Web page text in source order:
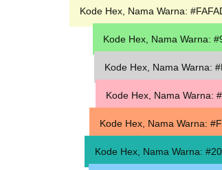
Kode Hex, Nama Warna:
Kode Hex, Nama Warna:
Kode Hex, Nama Warna:
Kode Hex, Nama Warna:
Kode Hex, Nama Warna:
Kode Hex, Nama Warna: